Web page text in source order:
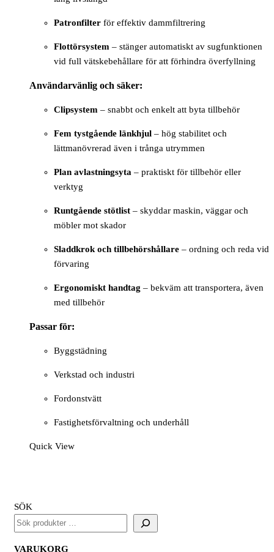
Patronfilter för effektiv dammfiltrering
Flottörsystem – stänger automatiskt av sugfunktionen
vid full vätskebehållare för att förhindra överfyllning
Användarvänlig och säker:
Clipsystem – snabbt och enkelt att byta tillbehör
Fem tystgående länkhjul – hög stabilitet och
lättmanövrerad även i trånga utrymmen
Plan avlastningsyta – praktiskt för tillbehör eller
verktyg
Runtgående stötlist – skyddar maskin, väggar och
möbler mot skador
Sladdkrok och tillbehörshållare – ordning och reda vid
förvaring
Ergonomiskt handtag – bekväm att transportera, även
med tillbehör
Passar för:
Byggstädning
Verkstad och industri
Fordonstvätt
Fastighetsförvaltning och underhåll
Quick View
SÖK
VARUKORG